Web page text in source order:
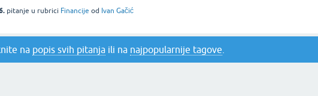
pitanje u rubrici Financije od Ivan Gačić
na popis svih pitanja ili na najpopularnije tagove